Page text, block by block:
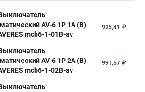
AV-6 1P 1A (B)
mcb6-1-01B-av
925,41 ₽
AV-6 1P 2A (B)
mcb6-1-02B-av
991,57 ₽